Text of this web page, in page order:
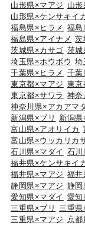
山形県×マアジ 山形
山形県×ケンサキイ
福島県×ヒラメ 福島
福島県×アイナメ 茨
茨城県×カサゴ 茨城
埼玉県×ホウボウ 埼
千葉県×ヒラメ 千葉
東京都×マアジ 東京
東京都×サワラ 神奈
神奈川県×アカアマ
新潟県×ブリ
新潟
富山県×アオリイカ
富山県×ウッカリカ
石川県×マダイ 石川
福井県×ケンサキイ
福井県×マアジ 福井
静岡県×マアジ 静岡
愛知県×マダイ 愛知
三重県×ブリ
三重県
三重県×マアジ 京都